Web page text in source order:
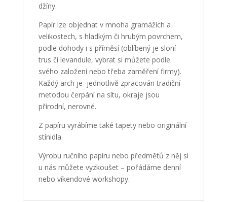
džíny.
Papír lze objednat v mnoha gramážích a
velikostech, s hladkým či hrubým povrchem,
podle dohody i s příměsí (oblíbený je sloní
trus či levandule, vybrat si můžete podle
svého založení nebo třeba zaměření firmy).
Každý arch je jednotlivě zpracován tradiční
metodou čerpání na sítu, okraje jsou
přírodní, nerovné.
Z papíru vyrábíme také tapety nebo originální
stínidla.
Výrobu ručního papíru nebo předmětů z něj si
u nás můžete vyzkoušet – pořádáme denní
nebo víkendové workshopy.